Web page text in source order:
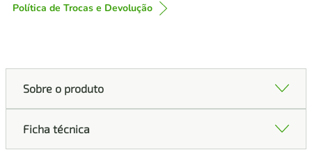
Política de Trocas e Devolução
Sobre o produto
Ficha técnica